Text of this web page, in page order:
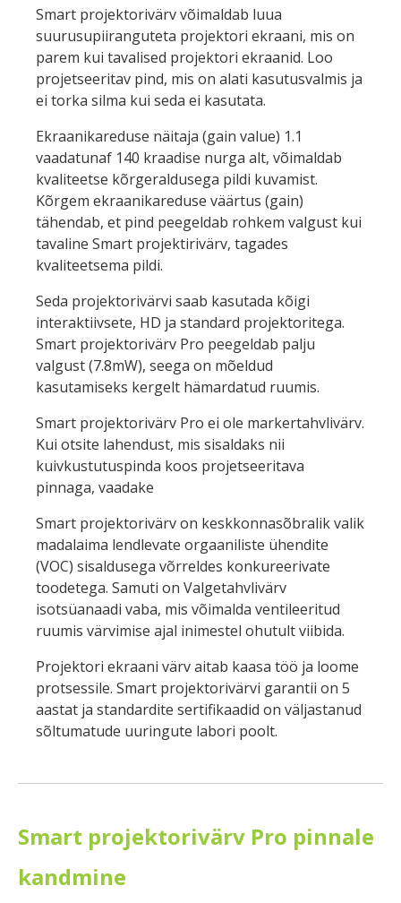
Smart projektorivärv võimaldab luua
suurusupiiranguteta projektori ekraani, mis on
parem kui tavalised projektori ekraanid. Loo
projetseeritav pind, mis on alati kasutusvalmis ja
ei torka silma kui seda ei kasutata.
Ekraanikareduse näitaja (gain value) 1.1
vaadatunaf 140 kraadise nurga alt, võimaldab
kvaliteetse kõrgeraldusega pildi kuvamist.
Kõrgem ekraanikareduse väärtus (gain)
tähendab, et pind peegeldab rohkem valgust kui
tavaline Smart projektirivärv, tagades
kvaliteetsema pildi.
Seda projektorivärvi saab kasutada kõigi
interaktiivsete, HD ja standard projektoritega.
Smart projektorivärv Pro peegeldab palju
valgust (7.8mW), seega on mõeldud
kasutamiseks kergelt hämardatud ruumis.
Smart projektorivärv Pro ei ole markertahvlivärv.
Kui otsite lahendust, mis sisaldaks nii
kuivkustutuspinda koos projetseeritava
pinnaga, vaadake
Smart projektorivärv on keskkonnasõbralik valik
madalaima lendlevate orgaaniliste ühendite
(VOC) sisaldusega võrreldes konkureerivate
toodetega. Samuti on Valgetahvlivärv
isotsüanaadi vaba, mis võimalda ventileeritud
ruumis värvimise ajal inimestel ohutult viibida.
Projektori ekraani värv aitab kaasa töö ja loome
protsessile. Smart projektorivärvi garantii on 5
aastat ja standardite sertifikaadid on väljastanud
sõltumatude uuringute labori poolt.
Smart projektorivärv Pro pinnale
kandmine